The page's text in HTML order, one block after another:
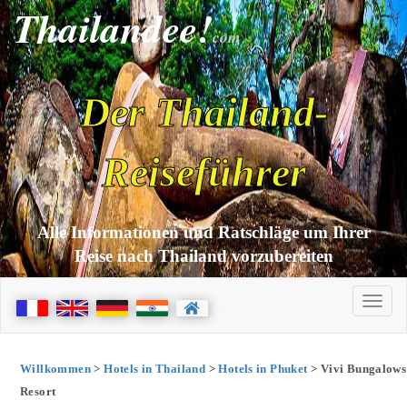
Thailandee!com
Der Thailand-
Reiseführer
Alle Informationen und Ratschläge um Ihrer
Reise nach Thailand vorzubereiten
Willkommen>Hotels in Thailand >Hotels in Phuket> Vivi Bungalows
Resort